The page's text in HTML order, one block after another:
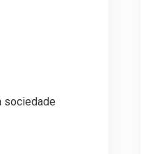
sociedade